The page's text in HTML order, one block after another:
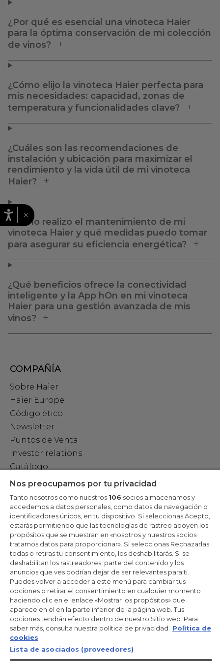
¿Por qué es esencial una vinoteca Haier
para la óptima conservación de mi colección
de vinos?
¿Cómo elijo la vinoteca Haier perfecta para
mis necesidades: capacidad, zonas de
temperatura y funcionalidades clave?
¿Cuáles son las recomendaciones de
instalación y ubicación para maximizar el
rendimiento y la vida útil de mi vinoteca
Haier?
¿Cómo realizo el mantenimiento de mi
vinoteca Haier y qué medidas puedo tomar
para asegurar su eficiencia energética?
¿Qué beneficios ofrece la conectividad
inteligente y la App hOn en mi vinoteca
Haier para una gestión avanzada de mis
vinos?
COMPAÑÍA
Sobre Haier
Haier Europe
Código ético
Newsletter
Puntos de Venta
Investor relations
Catálogo
Newsroom
Trabaja con nosotros
HAIER SHOP
Asistencia Haier Shop
FAQ Haier Shop
Contacta con nosotros Haier Shop
Términos y condiciones de venta
Condiciones de uso del sitio web
Política de envío
Política de reembolso
Desistimiento del contrato
Métodos de pago
×
Nos preocupamos por tu privacidad
Tanto nosotros como nuestros 106 socios almacenamos y
accedemos a datos personales, como datos de navegación o
identificadores únicos, en tu dispositivo. Si seleccionas Acepto,
estarás permitiendo que las tecnologías de rastreo apoyen los
propósitos que se muestran en «nosotros y nuestros socios
tratamos datos para proporcionar». Si seleccionas Rechazarlas
todas o retiras tu consentimiento, los deshabilitarás. Si se
deshabilitan los rastreadores, parte del contenido y los
anuncios que ves podrían dejar de ser relevantes para ti.
Puedes volver a acceder a este menú para cambiar tus
opciones o retirar el consentimiento en cualquier momento
haciendo clic en el enlace «Mostrar los propósitos» que
aparece en el en la parte inferior de la página web. Tus
opciones tendrán efecto dentro de nuestro Sitio web. Para
saber más, consulta nuestra política de privacidad.
Polìtica de
cookies
Lista de asociados (proveedores)